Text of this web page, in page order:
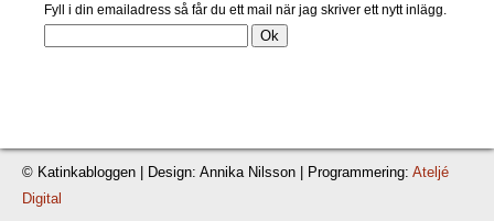
Fyll i din emailadress så får du ett mail när jag skriver ett nytt inlägg.
© Katinkabloggen | Design: Annika Nilsson | Programmering: Ateljé
Digital